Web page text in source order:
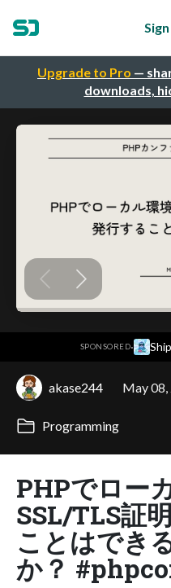
Upgrade to Pro —
downloads,
SPONSORED·
akase244 May 08,
Programming
PHPでロー
SSL/TLS証
ことはでき
か？